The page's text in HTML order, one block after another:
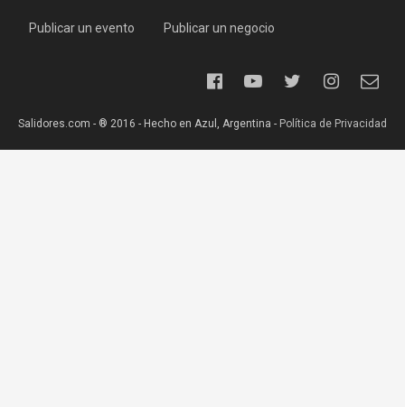
Publicar un evento Publicar un negocio
Salidores.com - ® 2016 - Hecho en Azul, Argentina - Política de Privacidad